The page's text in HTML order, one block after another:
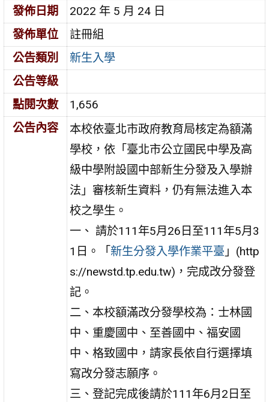
發佈日期
2022 年 5 月 24 日
發佈單位
註冊組
公告類別
新生入學
公告等級
點閱次數
1,656
公告內容
本校依臺北市政府教育局核定為額滿
學校，依「臺北市公立國民中學及高
級中學附設國中部新生分發及入學辦
法」審核新生資料，仍有無法進入本
校之學生。
一、 請於111年5月26日至111年5月3
1日。「新生分發入學作業平臺 」(http
s://newstd.tp.edu.tw)，完成改分發登
記。
二、本校額滿改分發學校為：士林國
中、重慶國中、至善國中、福安國
中、格致國中，請家長依自行選擇填
寫改分發志願序。
三、登記完成後請於111年6月2日至